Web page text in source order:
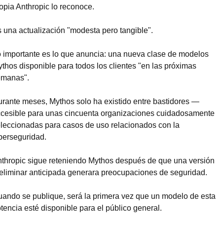
Anthropic lo reconoce.
una actualización "modesta pero tangible".
importante es lo que anuncia: una nueva clase de modelos
disponible para todos los clientes "en las próximas
meses, Mythos solo ha existido entre bastidores —
para unas cincuenta organizaciones cuidadosamente
para casos de uso relacionados con la
sigue reteniendo Mythos después de que una versión
anticipada generara preocupaciones de seguridad.
se publique, será la primera vez que un modelo de esta
esté disponible para el público general.